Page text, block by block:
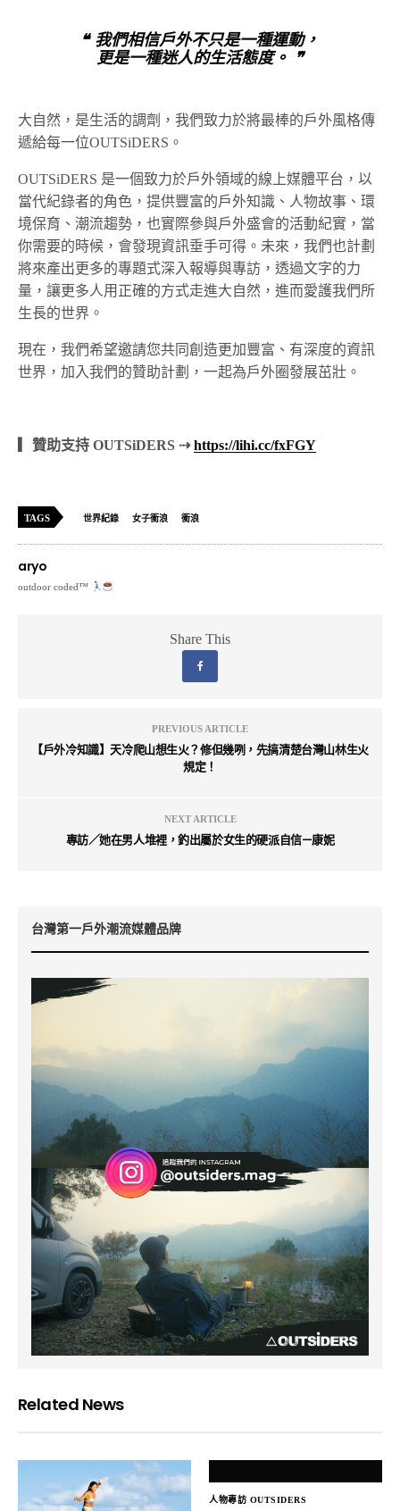
❝ 我們相信戶外不只是一種運動，
更是一種迷人的生活態度。 ❞
大自然，是生活的調劑，我們致力於將最棒的戶外風格傳
遞給每一位OUTSiDERS。
OUTSiDERS 是一個致力於戶外領域的線上媒體平台，以
當代紀錄者的角色，提供豐富的戶外知識、人物故事、環
境保育、潮流趨勢，也實際參與戶外盛會的活動紀實，當
你需要的時候，會發現資訊垂手可得。未來，我們也計劃
將來產出更多的專題式深入報導與專訪，透過文字的力
量，讓更多人用正確的方式走進大自然，進而愛護我們所
生長的世界。
現在，我們希望邀請您共同創造更加豐富、有深度的資訊
世界，加入我們的贊助計劃，一起為戶外圈發展茁壯。
▎贊助支持 OUTSiDERS ⇢https://lihi.cc/fxFGY
TAGS 世界紀錄 女子衝浪 衝浪
aryo
outdoor coded™
Share This
PREVIOUS ARTICLE
【戶外冷知識】天冷爬山想生火？修但幾咧，先搞清楚台灣山林生火
規定！
NEXT ARTICLE
專訪／她在男人堆裡，釣出屬於女生的硬派自信—康妮
台灣第一戶外潮流媒體品牌
Related News
人物專訪 OUTSIDERS